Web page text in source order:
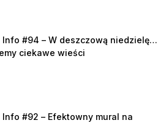
Info #94 – W deszczową niedzielę…
ciekawe wieści
Info #92 – Efektowny mural na